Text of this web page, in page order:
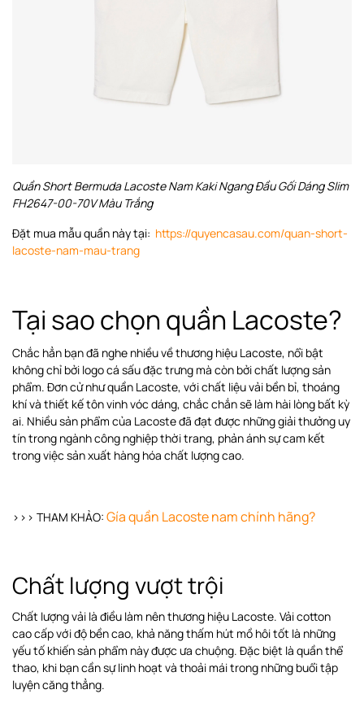
Quần Short Bermuda Lacoste Nam Kaki Ngang Đầu Gối Dáng Slim
FH2647-00-70V Màu Trắng
Đặt mua mẫu quần này tại: https://quyencasau.com/quan-short-
lacoste-nam-mau-trang
Tại sao chọn quần Lacoste?
Chắc hẳn bạn đã nghe nhiều về thương hiệu Lacoste, nổi bật
không chỉ bởi logo cá sấu đặc trưng mà còn bởi chất lượng sản
phẩm. Đơn cử như quần Lacoste, với chất liệu vải bền bỉ, thoáng
khí và thiết kế tôn vinh vóc dáng, chắc chắn sẽ làm hài lòng bất kỳ
ai. Nhiều sản phẩm của Lacoste đã đạt được những giải thưởng uy
tín trong ngành công nghiệp thời trang, phản ánh sự cam kết
trong việc sản xuất hàng hóa chất lượng cao.
>>> THAM KHẢO: Gía quần Lacoste nam chính hãng?
Chất lượng vượt trội
Chất lượng vải là điều làm nên thương hiệu Lacoste. Vải cotton
cao cấp với độ bền cao, khả năng thấm hút mồ hôi tốt là những
yếu tố khiến sản phẩm này được ưa chuộng. Đặc biệt là quần thể
thao, khi bạn cần sự linh hoạt và thoải mái trong những buổi tập
luyện căng thẳng.